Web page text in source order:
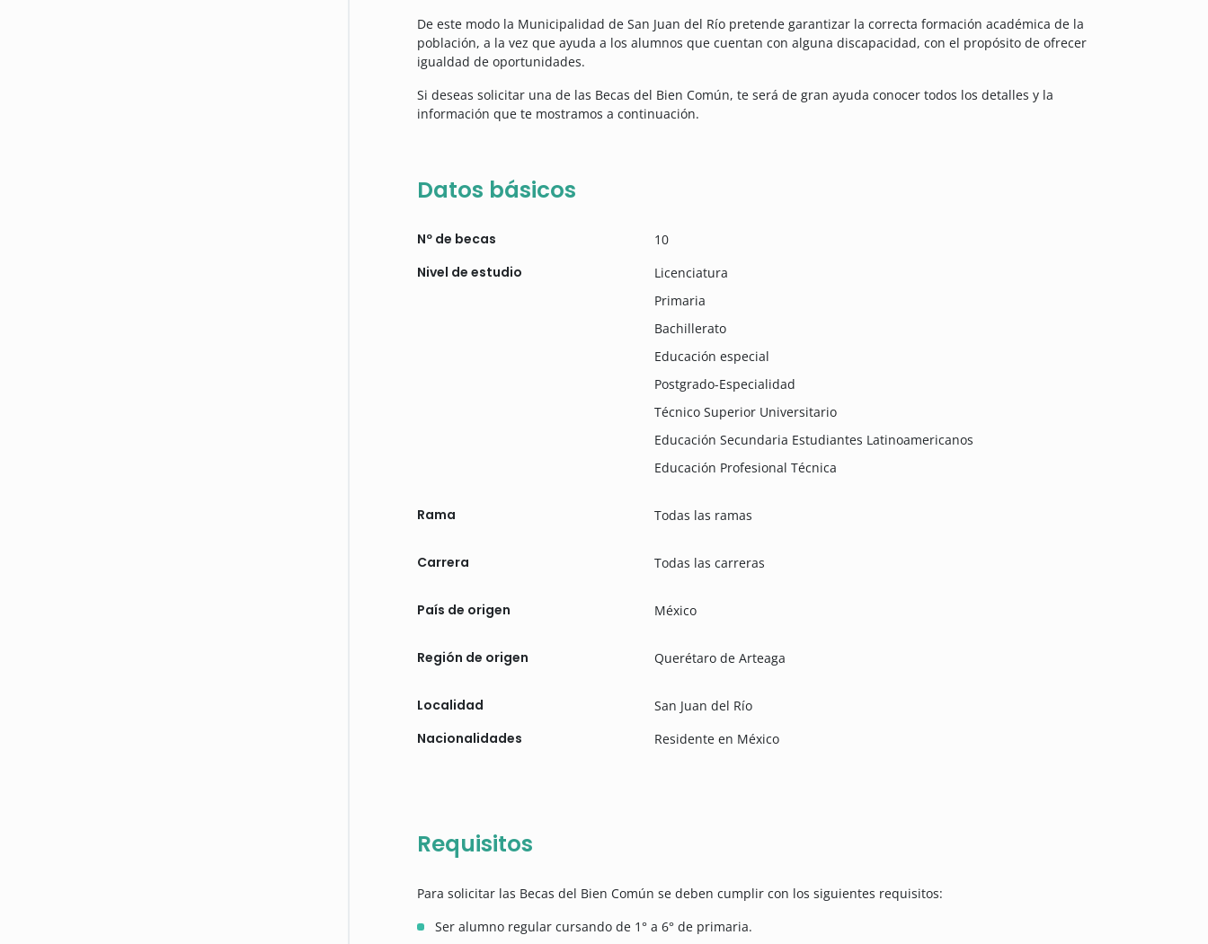
De este modo la Municipalidad de San Juan del Río pretende garantizar la correcta formación académica de la
población, a la vez que ayuda a los alumnos que cuentan con alguna discapacidad, con el propósito de ofrecer
igualdad de oportunidades.
Si deseas solicitar una de las Becas del Bien Común, te será de gran ayuda conocer todos los detalles y la
información que te mostramos a continuación.
Datos básicos
Nº de becas 10
Nivel de estudio
Licenciatura
Primaria
Bachillerato
Educación especial
Postgrado-Especialidad
Técnico Superior Universitario
Educación Secundaria Estudiantes Latinoamericanos
Educación Profesional Técnica
Rama Todas las ramas
Carrera Todas las carreras
País de origen México
Región de origen Querétaro de Arteaga
Localidad San Juan del Río
Nacionalidades Residente en México
Requisitos
Para solicitar las Becas del Bien Común se deben cumplir con los siguientes requisitos:
Ser alumno regular cursando de 1° a 6° de primaria.